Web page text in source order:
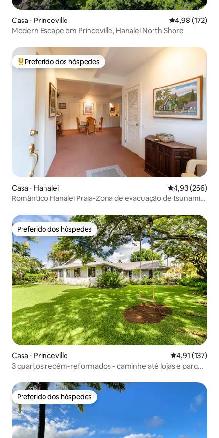
Casa ⋅ Princeville 4,98 de uma
4,98 (172)
Modern Escape em Princeville, Hanalei North Shore
Entre os melhores preferidos dos hóspedes
Preferido dos hóspedes
Casa ⋅ Hanalei 4,93 de uma
4,93 (266)
Romântico Hanalei Praia-Zona de evacuação de tsunami
Preferido dos hóspedes
Preferido dos hóspedes
Casa ⋅ Princeville 4,91 de uma
4,91 (137)
3 quartos recém-reformados - caminhe até lojas e parque
Preferido dos hóspedes
Preferido dos hóspedes